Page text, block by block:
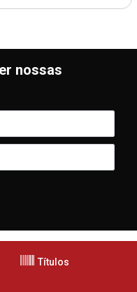
nossas
Títulos